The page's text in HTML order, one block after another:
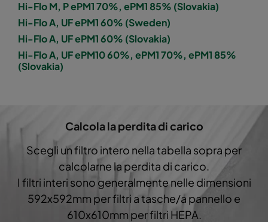
Hi-Flo 1060 :: 592x592x600-8-25
Hi-Flo 1060 :: 592x490x600-8-25 ePM10 60%
Hi-Flo 1060 :: 592x287x600-8-25 ePM10 60%
Hi-Flo 1060 :: 287x592x600-4-25 ePM10 60%
Hi-Flo 1060 :: 287x287x600-4-25 ePM10 60%
Hi-Flo M, P ePM1 70%, ePM1 85% (Slovakia)
Hi-Flo A, UF ePM1 60% (Sweden)
Hi-Flo A, UF ePM1 60% (Slovakia)
Hi-Flo A, UF ePM10 60%, ePM1 70%, ePM1 85%
(Slovakia)
Calcola la perdita di carico
Scegli un filtro intero nella tabella sopra per
calcolarne la perdita di carico.
I filtri interi sono generalmente nelle dimensioni
592x592mm per filtri a tasche/a pannello e
610x610mm per filtri HEPA.